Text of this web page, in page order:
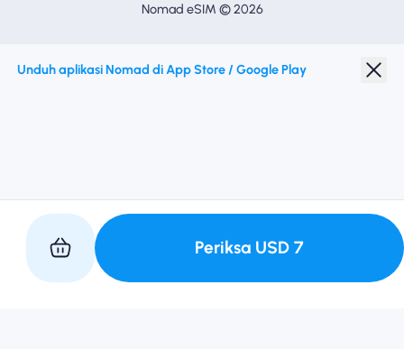
Periksa USD7
Nomad eSIM © 2026
Unduh aplikasi Nomad di App Store / Google Play